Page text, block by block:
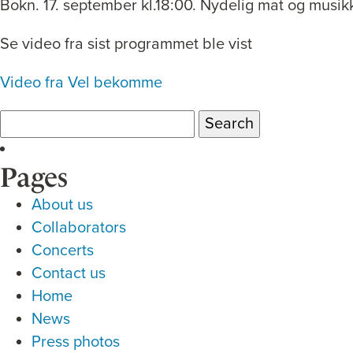
Bokn. 17. september kl.18:00. Nydelig mat og
Se video fra sist programmet ble vist
Video fra Vel bekomme
for:
Pages
About us
Collaborators
Concerts
Contact us
Home
News
Press photos